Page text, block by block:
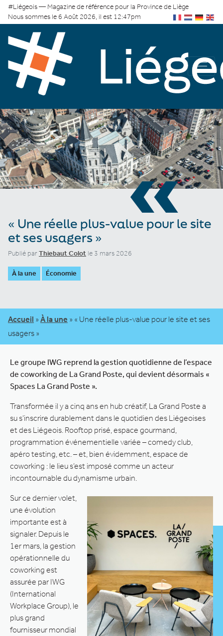
#Liégeois — Magazine de référence pour la Province de Liège
Nous sommes le 6 Août 2026, il est 12:47pm
«
« Une réelle plus-value pour le site
et ses usagers »
Publié parThiebaut Colot le 3 mars 2026
À la une Économie
Accueil » À la une » « Une réelle plus-value pour le site et ses
usagers »
Le groupe IWG reprend la gestion quotidienne de l’espace
de coworking de La Grand Poste, qui devient désormais «
Spaces La Grand Poste ».
Transformée il y a cinq ans en hub créatif, La Grand Poste a
su s’inscrire durablement dans le quotidien des Liégeoises
et des Liégeois. Rooftop prisé, espace gourmand,
programmation événementielle variée – comedy club,
apéro testing, etc. – et, bien évidemment, espace de
coworking : le lieu s’est imposé comme un acteur
incontournable du dynamisme urbain.
Sur ce dernier volet,
une évolution
importante est à
signaler. Depuis le
1er mars, la gestion
opérationnelle du
coworking est
assurée par IWG
(International
Workplace Group), le
plus grand
fournisseur mondial